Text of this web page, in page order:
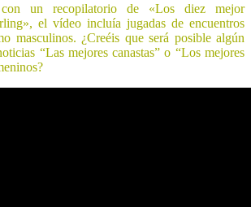
un recopilatorio de «Los diez mejor
el vídeo incluía jugadas de encuentros
masculinos. ¿Creéis que será posible algún
“Las mejores canastas” o “Los mejores